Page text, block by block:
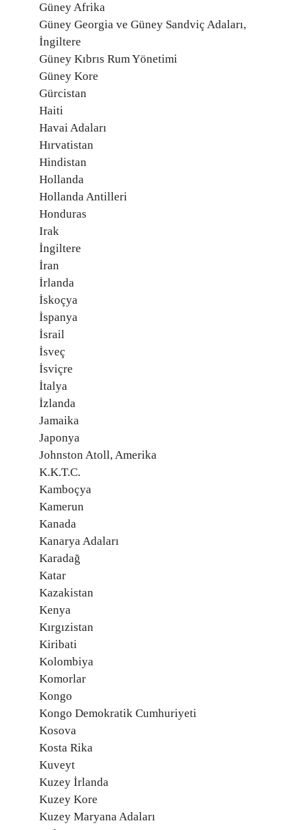
Güney Afrika
Güney Georgia ve Güney Sandviç Adaları,
İngiltere
Güney Kıbrıs Rum Yönetimi
Güney Kore
Gürcistan
Haiti
Havai Adaları
Hırvatistan
Hindistan
Hollanda
Hollanda Antilleri
Honduras
Irak
İngiltere
İran
İrlanda
İskoçya
İspanya
İsrail
İsveç
İsviçre
İtalya
İzlanda
Jamaika
Japonya
Johnston Atoll, Amerika
K.K.T.C.
Kamboçya
Kamerun
Kanada
Kanarya Adaları
Karadağ
Katar
Kazakistan
Kenya
Kırgızistan
Kiribati
Kolombiya
Komorlar
Kongo
Kongo Demokratik Cumhuriyeti
Kosova
Kosta Rika
Kuveyt
Kuzey İrlanda
Kuzey Kore
Kuzey Maryana Adaları